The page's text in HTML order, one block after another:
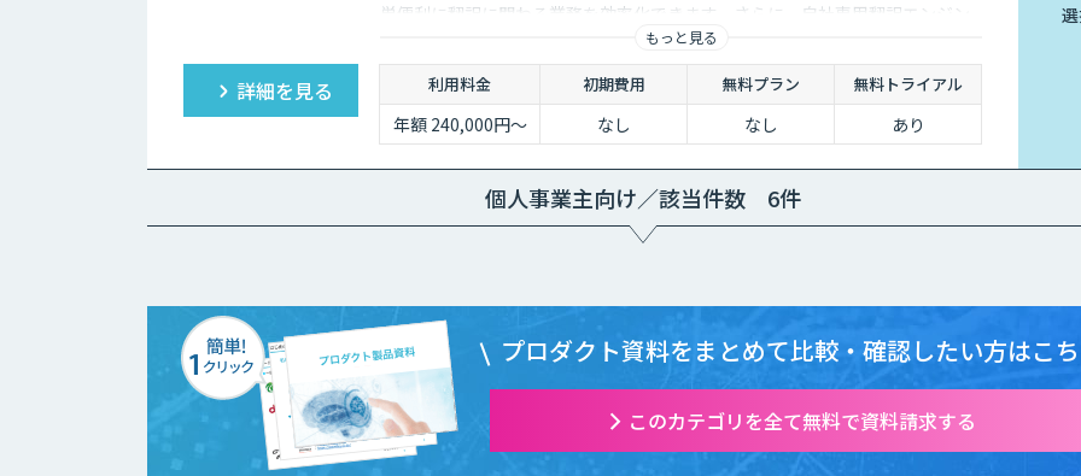
単便利に翻訳に関わる業務を効率化できます。さらに、自社専用翻訳エンジン
の作成・販売や、業界専用の翻訳エンジンを購入することもできます。
もっと見る
詳細を見る 利用料金 初期費用 無料プラン 無料トライアル
年額 240,000円～ なし なし あり
個人事業主向け／該当件数 6件
プロダクト資料をまとめて比較・確認したい方はこ
このカテゴリを全て無料で資料請求する